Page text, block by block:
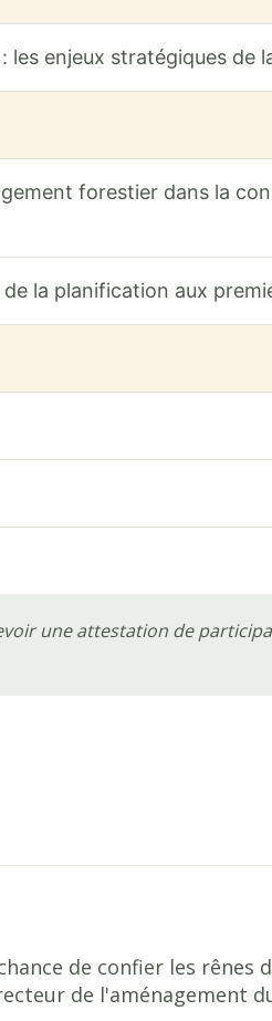
les enjeux stratégiques de
forestier dans la
la planification aux
une attestation de
de confier les
de l'aménagement